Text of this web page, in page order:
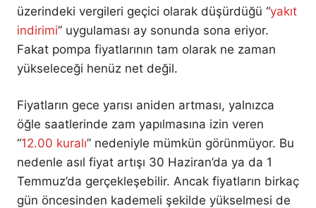
üzerindeki vergileri geçici olarak düşürdüğü “yakıt
indirimi” uygulaması ay sonunda sona eriyor.
Fakat pompa fiyatlarının tam olarak ne zaman
yükseleceği henüz net değil.
Fiyatların gece yarısı aniden artması, yalnızca
öğle saatlerinde zam yapılmasına izin veren
“12.00 kuralı” nedeniyle mümkün görünmüyor. Bu
nedenle asıl fiyat artışı 30 Haziran’da ya da 1
Temmuz’da gerçekleşebilir. Ancak fiyatların birkaç
gün öncesinden kademeli şekilde yükselmesi de